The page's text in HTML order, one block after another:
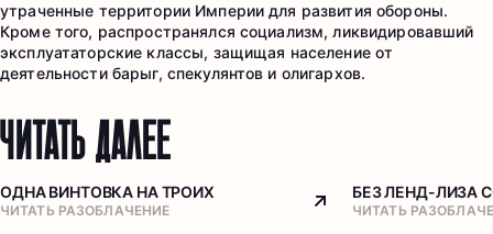
утраченные территории Империи для развития обороны.
Кроме того, распространялся социализм, ликвидировавший
эксплуататорские классы, защищая население от
деятельности барыг, спекулянтов и олигархов.
ЧИТАТЬ ДАЛЕЕ
ОДНА ВИНТОВКА НА ТРОИХ
ЧИТАТЬ РАЗОБЛАЧЕНИЕ Arrow top right
БЕЗ ЛЕНД-ЛИЗА
ЧИТАТЬ